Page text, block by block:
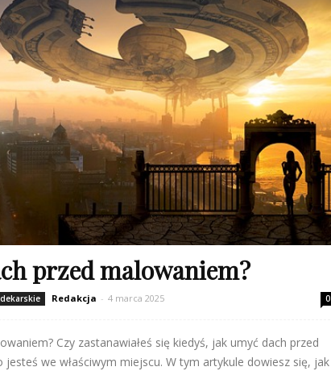
przed malowaniem?
Redakcja - 4 marca 2025 0
Czy zastanawiałeś się kiedyś, jak umyć dach przed
jesteś we właściwym miejscu. W tym artykule dowiesz się, jak